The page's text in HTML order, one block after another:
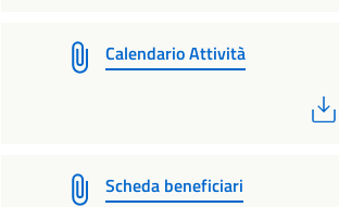
Calendario Attività
Scheda beneficiari